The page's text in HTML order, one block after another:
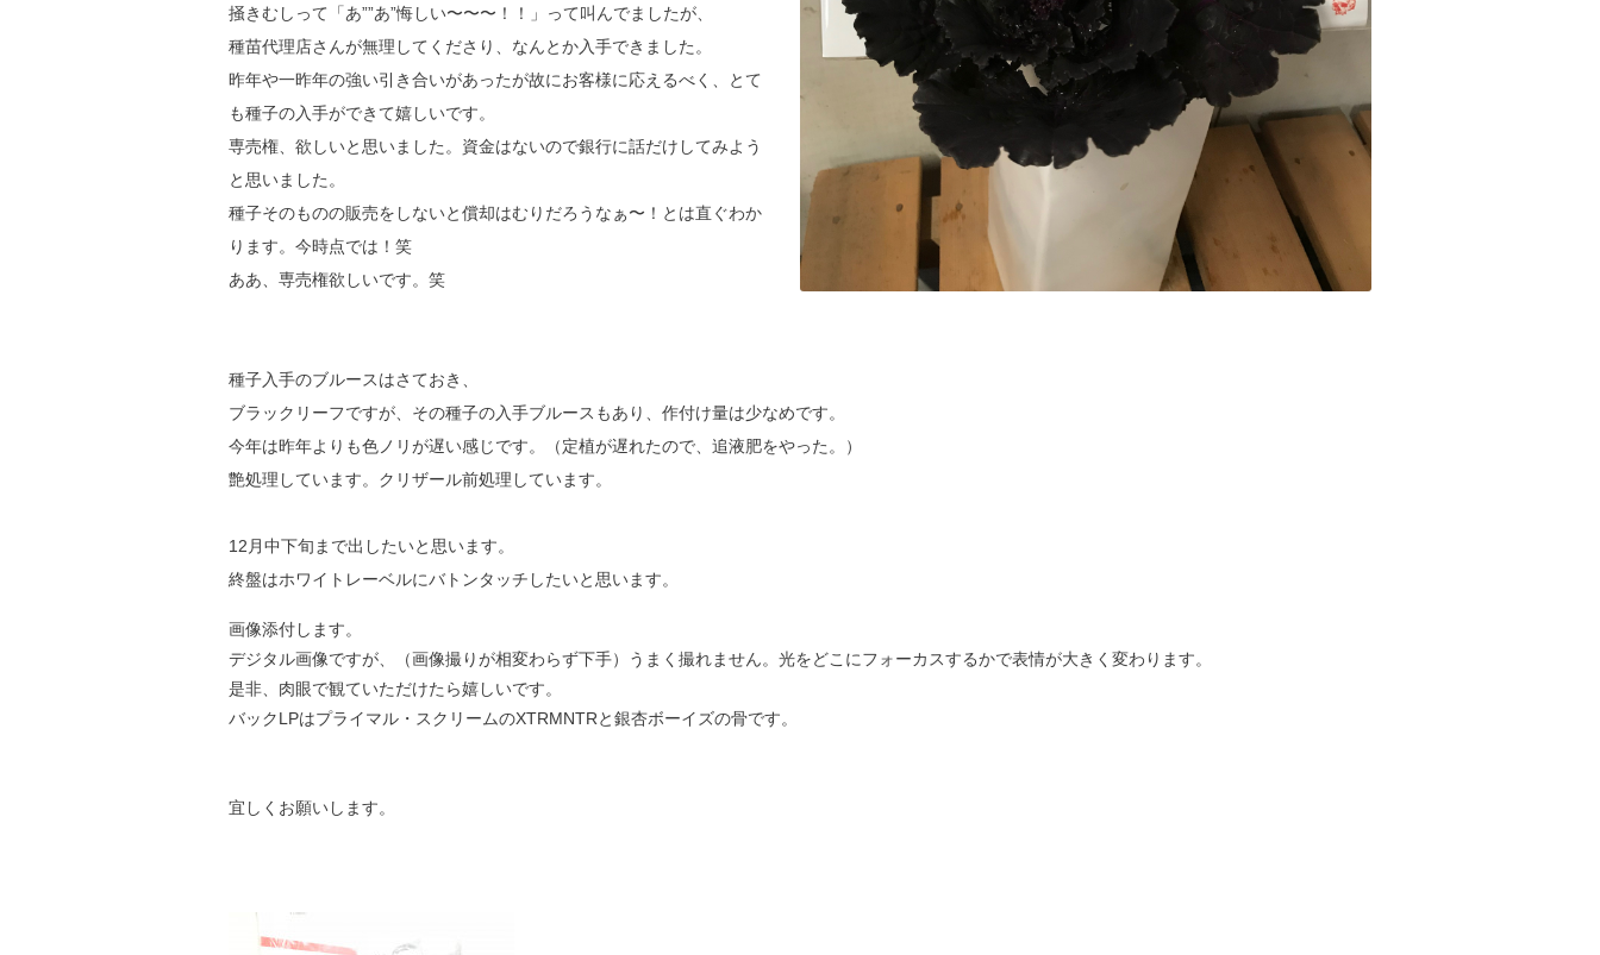
掻きむしって「あ””あ”悔しい〜〜〜！！」って叫んでましたが、
種苗代理店さんが無理してくださり、なんとか入手できました。
昨年や一昨年の強い引き合いがあったが故にお客様に応えるべく、とて
も種子の入手ができて嬉しいです。
専売権、欲しいと思いました。資金はないので銀行に話だけしてみよう
と思いました。
種子そのものの販売をしないと償却はむりだろうなぁ〜！とは直ぐわか
ります。今時点では！笑
ああ、専売権欲しいです。笑
種子入手のブルースはさておき、
ブラックリーフですが、その種子の入手ブルースもあり、作付け量は少なめです。
今年は昨年よりも色ノリが遅い感じです。（定植が遅れたので、追液肥をやった。）
艶処理しています。クリザール前処理しています。
12月中下旬まで出したいと思います。
終盤はホワイトレーベルにバトンタッチしたいと思います。
画像添付します。
デジタル画像ですが、（画像撮りが相変わらず下手）うまく撮れません。光をどこにフォーカスするかで表情が大きく変わります。
是非、肉眼で観ていただけたら嬉しいです。
バックLPはプライマル・スクリームのXTRMNTRと銀杏ボーイズの骨です。
宜しくお願いします。